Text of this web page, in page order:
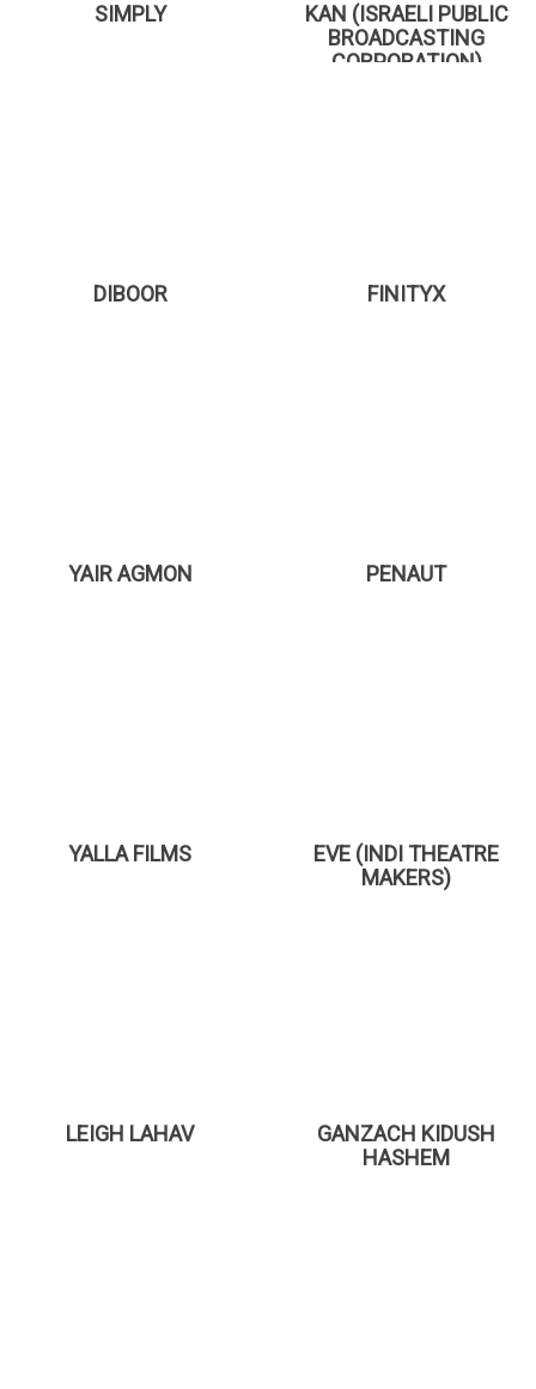
SIMPLY
KAN (ISRAELI PUBLIC
BROADCASTING
CORPORATION)
DIBOOR FINITYX
YAIR AGMON PENAUT
YALLA FILMS
EVE (INDI THEATRE
MAKERS)
LEIGH LAHAV
GANZACH KIDUSH
HASHEM